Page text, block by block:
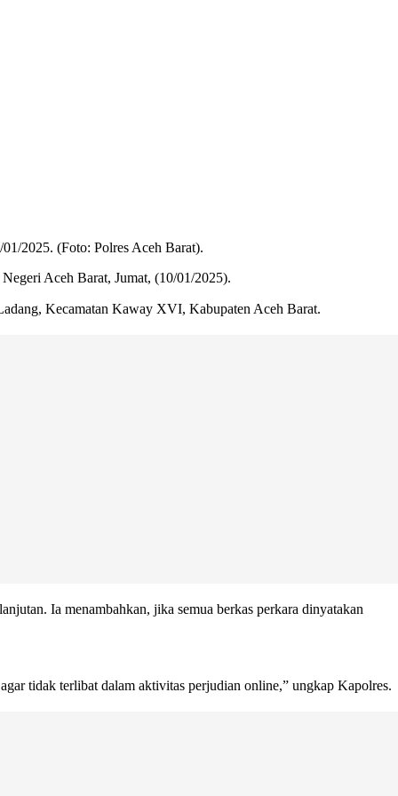
2025. (Foto: Polres Aceh Barat).
Aceh Barat, Jumat, (10/01/2025).
Kecamatan Kaway XVI, Kabupaten Aceh Barat.
Ia menambahkan, jika semua berkas perkara dinyatakan
tidak terlibat dalam aktivitas perjudian online,” ungkap Kapolres.